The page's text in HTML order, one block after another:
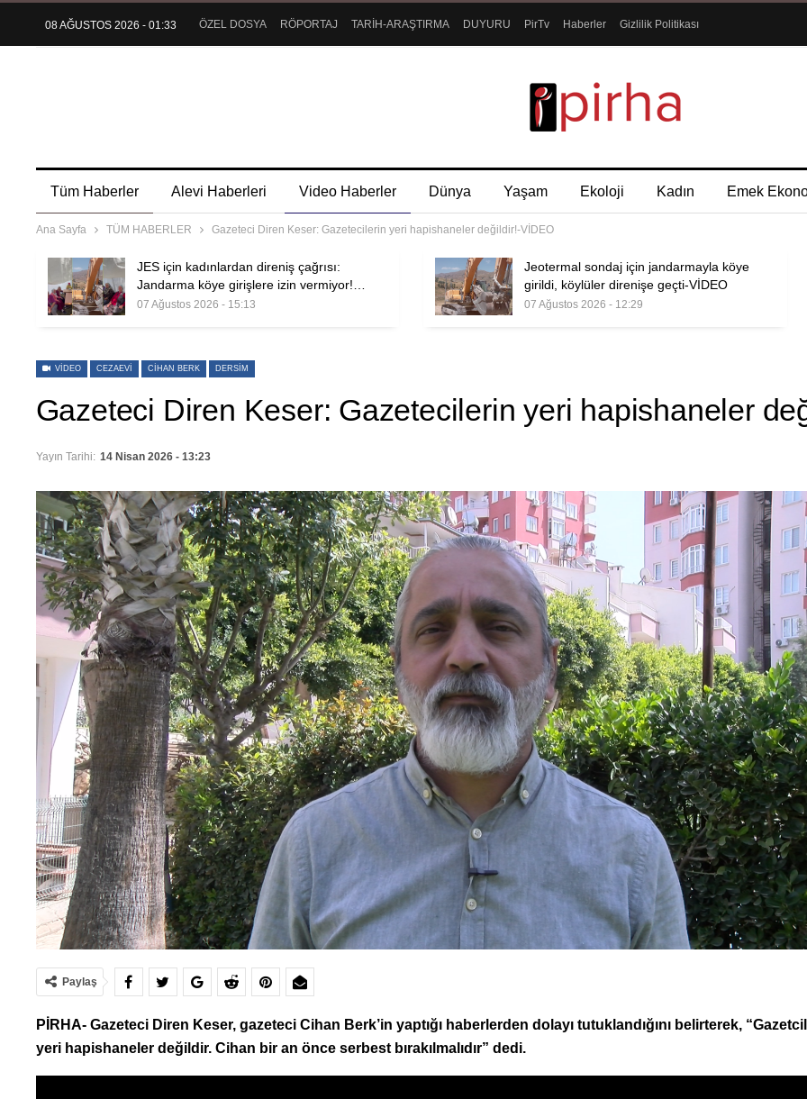
08 AĞUSTOS 2026 - 01:33 ÖZEL DOSYA RÖPORTAJ TARİH-ARAŞTIRMA DUYURU PirTv Haberler Gizlilik Politikası
Tüm Haberler Alevi Haberleri Video Haberler Dünya Yaşam Ekoloji Kadın Emek
Ana Sayfa TÜM HABERLER Gazeteci Diren Keser: Gazetecilerin yeri hapishaneler değildir!-VİDEO
JES için kadınlardan direniş çağrısı:
Jandarma köye girişlere izin vermiyor!…
07 Ağustos 2026 - 15:13
Jeotermal sondaj için jandarmayla köye
girildi, köylüler direnişe geçti-VİDEO
07 Ağustos 2026 - 12:29
VIDEO CEZAEVI CIHAN BERK DERSIM
Gazeteci Diren Keser: Gazetecilerin yeri hapishaneler
Yayın Tarihi: 14 Nisan 2026 - 13:23
Paylaş
PİRHA- Gazeteci Diren Keser, gazeteci Cihan Berk’in yaptığı haberlerden dolayı tutuklandığını belirterek,
yeri hapishaneler değildir. Cihan bir an önce serbest bırakılmalıdır” dedi.